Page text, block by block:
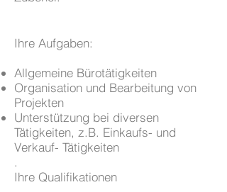
Ihre Aufgaben:
Allgemeine Bürotätigkeiten
Organisation und Bearbeitung von
Projekten
Unterstützung bei diversen
Tätigkeiten, z.B. Einkaufs- und
Verkauf- Tätigkeiten
.
Ihre Qualifikationen